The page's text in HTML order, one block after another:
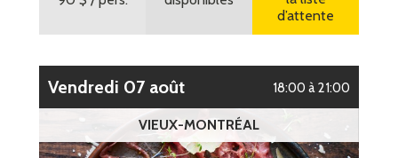
d’attente
vendredi 07 août 18:00 à 21:00
VIEUX-MONTRÉAL